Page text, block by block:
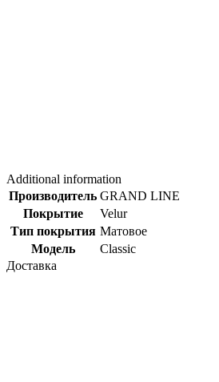
Additional information
Производитель GRAND LINE
Покрытие
Velur
Тип покрытия Матовое
Модель
Classic
Доставка